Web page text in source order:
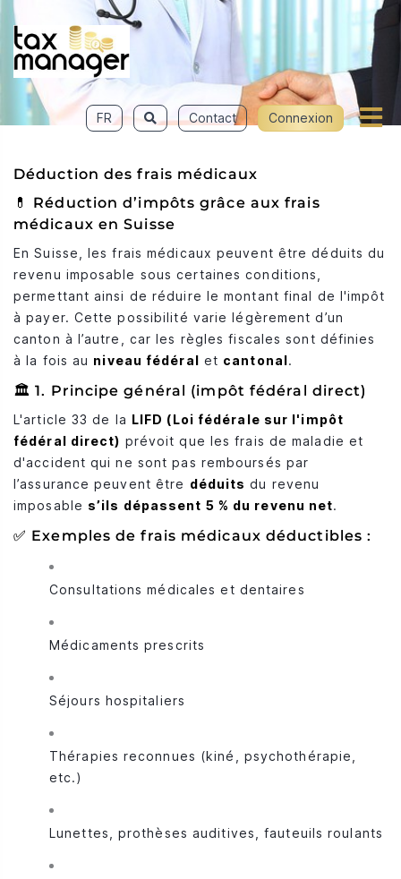
FR Contact Connexion
Déduction des frais médicaux
💊 Réduction d’impôts grâce aux frais
médicaux en Suisse
En Suisse, les frais médicaux peuvent être déduits du
revenu imposable sous certaines conditions,
permettant ainsi de réduire le montant final de l'impôt
à payer. Cette possibilité varie légèrement d’un
canton à l’autre, car les règles fiscales sont définies
à la fois au niveau fédéral et cantonal.
🏛️ 1. Principe général (impôt fédéral direct)
L'article 33 de la LIFD (Loi fédérale sur l'impôt
fédéral direct) prévoit que les frais de maladie et
d'accident qui ne sont pas remboursés par
l’assurance peuvent être déduits du revenu
imposable s’ils dépassent 5 % du revenu net.
✅ Exemples de frais médicaux déductibles :
Consultations médicales et dentaires
Médicaments prescrits
Séjours hospitaliers
Thérapies reconnues (kiné, psychothérapie,
etc.)
Lunettes, prothèses auditives, fauteuils roulants